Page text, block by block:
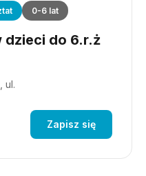
0-6 lat
dzieci do 6.r.ż
ul.
Zapisz się